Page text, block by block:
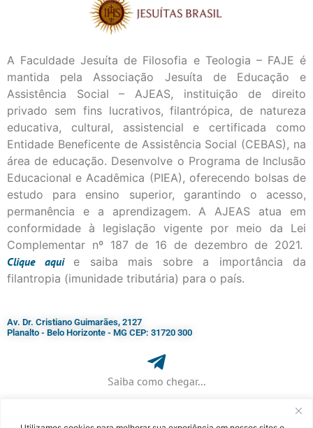
A Faculdade Jesuíta de Filosofia e Teologia – FAJE é
mantida pela Associação Jesuíta de Educação e
Assistência Social – AJEAS, instituição de direito
privado sem fins lucrativos, filantrópica, de natureza
educativa, cultural, assistencial e certificada como
Entidade Beneficente de Assistência Social (CEBAS), na
área de educação. Desenvolve o Programa de Inclusão
Educacional e Acadêmica (PIEA), oferecendo bolsas de
estudo para ensino superior, garantindo o acesso,
permanência e a aprendizagem. A AJEAS atua em
conformidade à legislação vigente por meio da Lei
Complementar nº 187 de 16 de dezembro de 2021.
Cliqueaqui
e saiba mais sobre a importância da
filantropia (imunidade tributária) para o país.
Av. Dr. Cristiano Guimarães, 2127
Planalto - Belo Horizonte - MG CEP: 31720 300
Saiba como chegar...